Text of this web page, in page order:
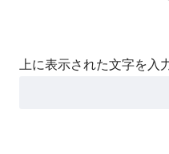
上に表示された文字を入